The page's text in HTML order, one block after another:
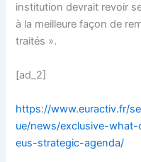
institution devrait revoir
à la meilleure façon de
traités ».
[ad_2]
https://www.euractiv.fr/
ue/news/exclusive-
eus-strategic-agenda/